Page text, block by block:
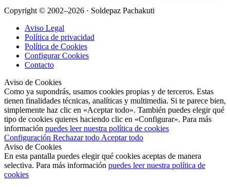
Copyright © 2002–2026 · Soldepaz Pachakuti
Aviso Legal
Política de privacidad
Política de Cookies
Configurar Cookies
Contacto
Aviso de Cookies
Como ya supondrás, usamos cookies propias y de terceros. Estas
tienen finalidades técnicas, analíticas y multimedia. Si te parece bien,
simplemente haz clic en «Aceptar todo». También puedes elegir qué
tipo de cookies quieres haciendo clic en «Configurar». Para más
información puedes leer nuestra política de cookies
Configuración Rechazar todo Aceptar todo
Aviso de Cookies
En esta pantalla puedes elegir qué cookies aceptas de manera
selectiva. Para más información puedes leer nuestra política de
cookies